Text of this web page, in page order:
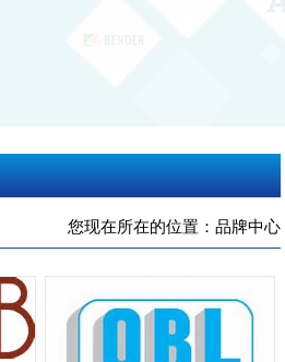
在线留言
人才招聘
联系我们
您现在所在的位置：品牌中心